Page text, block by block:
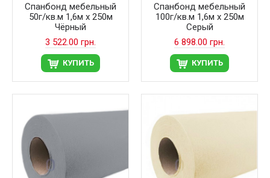
Спанбонд мебельный
50г/кв.м 1,6м х 250м
Чёрный
3 522.00 грн.
КУПИТЬ
Спанбонд мебельный
100г/кв.м 1,6м х 250м
Серый
6 898.00 грн.
КУПИТЬ